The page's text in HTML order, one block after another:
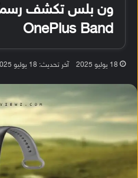
ون بلس تكشف
OnePlus Band
18 يوليو 2025 آخر تحديث: 18 يوليو 2025